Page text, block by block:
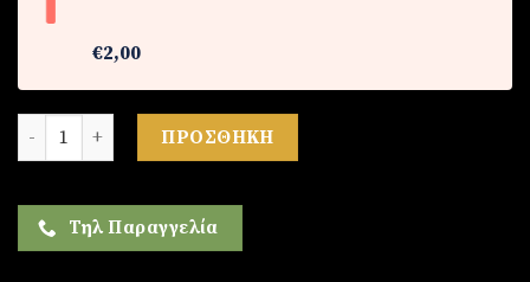
€2,00
Γυναικείο σετ κολιέ ( ατσάλι) και σκουλαρίκια (silver 925) σε
ΠΡΟΣΘΉΚΗ
Τηλ Παραγγελία